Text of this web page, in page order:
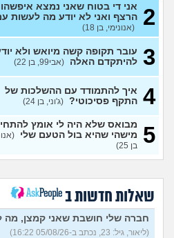
חושב להתאשפז *שוב* מרצון,
או לשכב באמצע הרחוב
(asdasd, בן 30)
מה לדעתכם אני צריך לעשות?
אני באמת שונא לקום כל יום
לעבוד
(אזרח, בן 20)
נקלעתי לעימות פיזי
(דורון,
נזכר במעשים מביכים מתקופה
רעה (אף_אחד, בן 29)
(אנונימי, בן 25)
הרס עצמי בזוגיות (ט אנונימית,
בת 23)
2
אני די בטוח שאני נמצא
הרצף ואני לא יודע מה לעשות
(אנונימי, בן 18)
3 עובר תקופה קשה מיואש ולא
להיתקדם האלה (אבי99, בן 22)
4 איך להתמודד עם ההשלכות של
התקף פסיכוטי? (ג'וני, בן 24)
5
מבואס שלא היה לי אומץ
מישהי שהיא בול הטעם שלי
בן 25)
שאלות חדשות ב
חברה שלי חושבת שאני קמצן, מה
(ליאור, גיל: 23, נכתב ב-05/08/26 16:22)